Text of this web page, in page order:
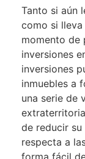
Tanto si aún
como si
momento de
inversiones
inversiones
inmuebles a
una serie de
de reducir
respecta a